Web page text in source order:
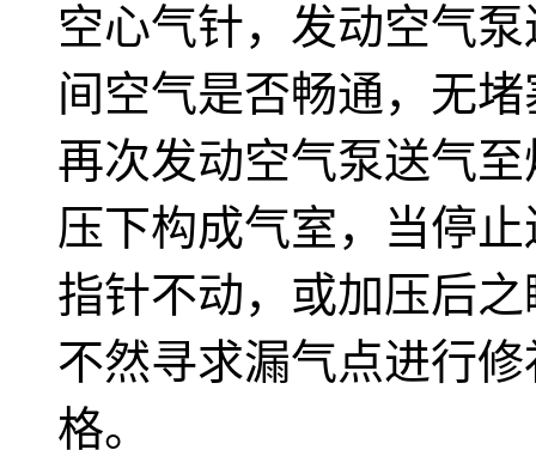
空心气针，发动空气
间空气是否畅通，无
再次发动空气泵送气至
压下构成气室，当停
指针不动，或加压后
不然寻求漏气点进行
格。